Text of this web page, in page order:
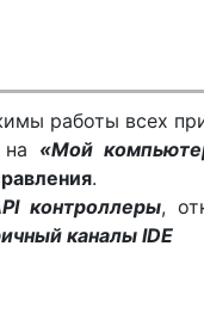
работы всех
«Мой
.
контроллеры,
каналы IDE